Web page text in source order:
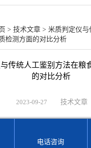
>技术文章 > 米质判定仪与
检测方面的对比分析
传统人工鉴别方法在粮
的对比分析
2023-09-27 技术文章
渐取代了传统的人工鉴别方
电话咨询